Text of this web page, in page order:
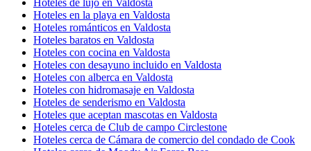
Hoteles en la playa en Valdosta
Hoteles románticos en Valdosta
Hoteles baratos en Valdosta
Hoteles con cocina en Valdosta
Hoteles con desayuno incluido en Valdosta
Hoteles con alberca en Valdosta
Hoteles con hidromasaje en Valdosta
Hoteles de senderismo en Valdosta
Hoteles que aceptan mascotas en Valdosta
Hoteles cerca de Club de campo Circlestone
Hoteles cerca de Cámara de comercio del condado de Cook